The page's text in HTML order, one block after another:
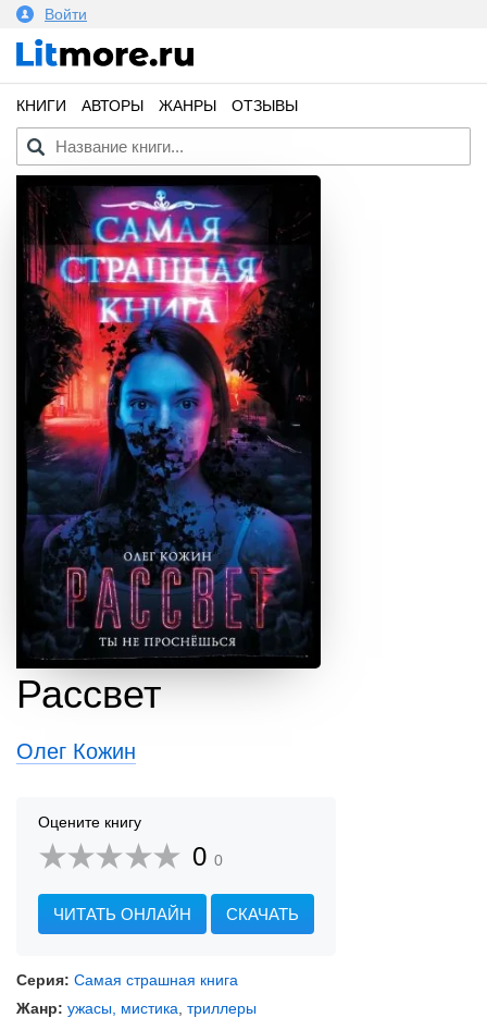
Войти
КНИГИ АВТОРЫ ЖАНРЫ ОТЗЫВЫ
Рассвет
Олег Кожин
Оцените книгу
0 0
ЧИТАТЬ ОНЛАЙН СКАЧАТЬ
Серия: Самая страшная книга
Жанр: ужасы, мистика триллеры